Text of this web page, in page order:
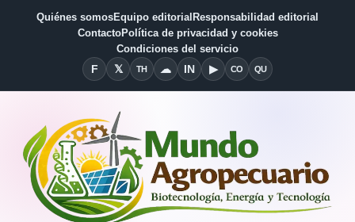
Quiénes somosEquipo editorial Responsabilidad editorial
ContactoPolítica de privacidad y cookies
Condiciones del servicio
FFacebook
𝕏
X THThreads
☁Bluesky
INLinkedin
▶YouTube
COCondiciones del Servicio
QUQuiénes somos